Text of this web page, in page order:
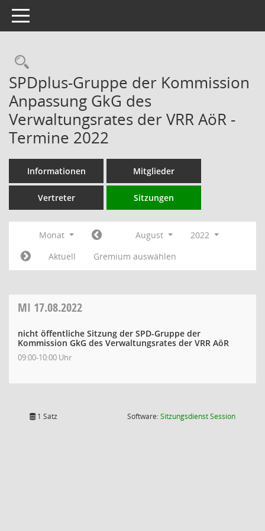
Toggle navigation
Rechercheauswahl
SPDplus-Gruppe der Kommission
Anpassung GkG des
Verwaltungsrates der VRR AöR -
Termine 2022
Informationen Mitglieder
Vertreter Sitzungen
Monat August
2022
Aktuell
Gremium auswählen
MI 17.08.2022
nicht öffentliche Sitzung der SPD-Gruppe der
Kommission GkG des Verwaltungsrates der VRR AöR
09:00-10:00 Uhr
1 Satz Software:SitzungsdienstSession(Wird in